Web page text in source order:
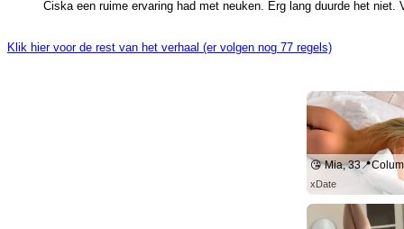
Klik hier voor de rest van het verhaal (er volgen nog 77 regels)
😘 Mia,
xDate